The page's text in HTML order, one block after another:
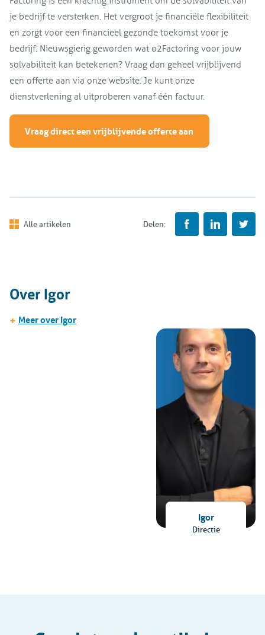
je bedrijf te versterken. Het vergroot je financiële flexibiliteit
en zorgt voor een financieel gezonde toekomst voor je
bedrijf. Nieuwsgierig geworden wat o2Factoring voor jouw
solvabiliteit kan betekenen? Vraag dan geheel vrijblijvend
een offerte aan via onze website. Je kunt onze
dienstverlening al uitproberen vanaf één factuur.
Vraag direct een vrijblijvende offerte aan
Alle artikelen Delen:
Igor
Directie
Over Igor
+ Meer over Igor